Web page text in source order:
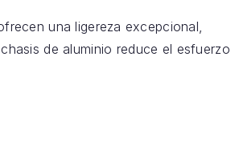
una ligereza excepcional,
de aluminio reduce el esfuerzo